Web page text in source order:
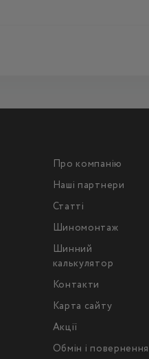
Про компанію
Наші партнери
Статті
Шиномонтаж
Шинний
калькулятор
Контакти
Карта сайту
Акції
Обмін і повернення